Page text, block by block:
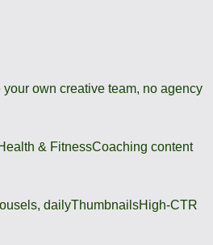
your own creative team, no agency
& FitnessCoaching content
dailyThumbnailsHigh-CTR